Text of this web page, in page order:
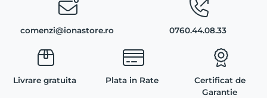
comenzi@ionastore.ro 0760.44.08.33
Livrare gratuita Plata in Rate
Certificat de
Garantie